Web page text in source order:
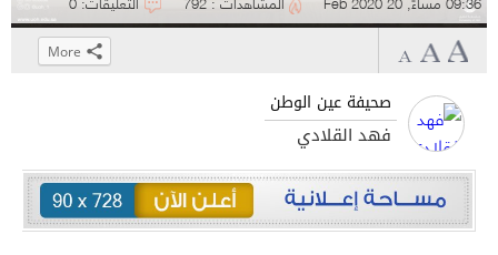
صحيفة عين الوطن
فهد القلادي
Twitter
(Opens
in
Facebook
(Opens
in
Telegram
(Opens
in
Click
WhatsApp
(Opens
in
More